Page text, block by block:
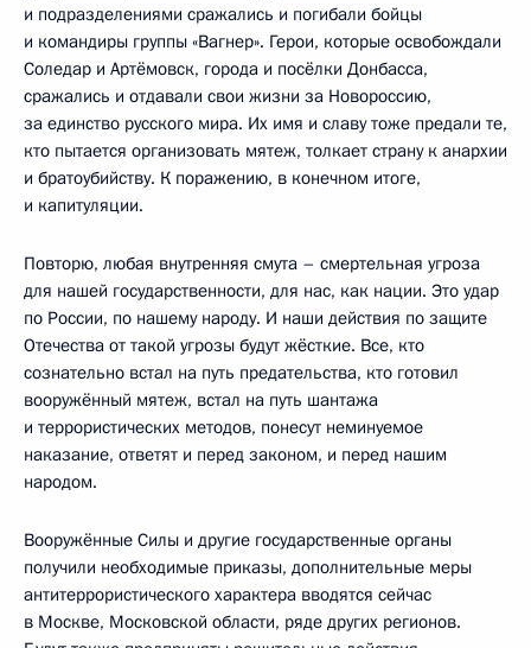
и подразделениями сражались и погибали бойцы
и командиры группы «Вагнер». Герои, которые освобождали
Соледар и Артёмовск, города и посёлки Донбасса,
сражались и отдавали свои жизни за Новороссию,
за единство русского мира. Их имя и славу тоже предали те,
кто пытается организовать мятеж, толкает страну к анархии
и братоубийству. К поражению, в конечном итоге,
и капитуляции.
Повторю, любая внутренняя смута – смертельная угроза
для нашей государственности, для нас, как нации. Это удар
по России, по нашему народу. И наши действия по защите
Отечества от такой угрозы будут жёсткие. Все, кто
сознательно встал на путь предательства, кто готовил
вооружённый мятеж, встал на путь шантажа
и террористических методов, понесут неминуемое
наказание, ответят и перед законом, и перед нашим
народом.
Вооружённые Силы и другие государственные органы
получили необходимые приказы, дополнительные меры
антитеррористического характера вводятся сейчас
в Москве, Московской области, ряде других регионов.